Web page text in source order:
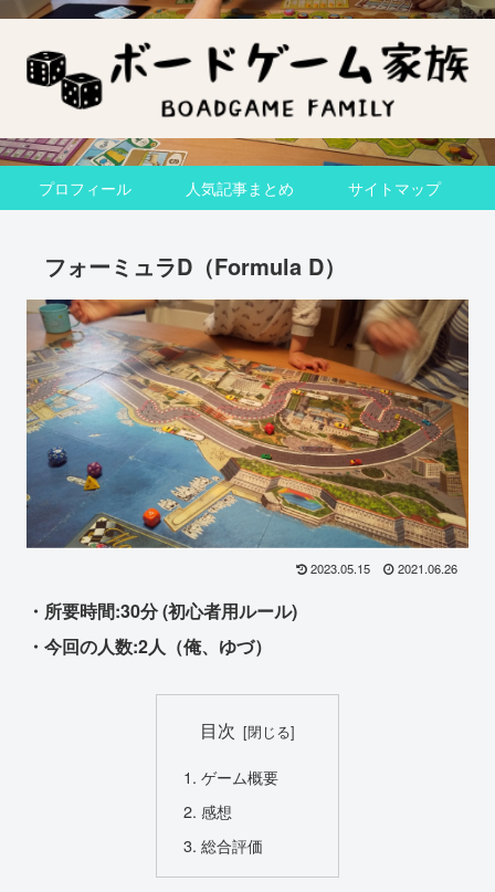
プロフィール 人気記事まとめ サイトマップ
フォーミュラD（Formula D）
2023.05.15 2021.06.26
・所要時間:30分 (初心者用ルール)
・今回の人数:2人（俺、ゆづ）
目次
ゲーム概要
感想
総合評価